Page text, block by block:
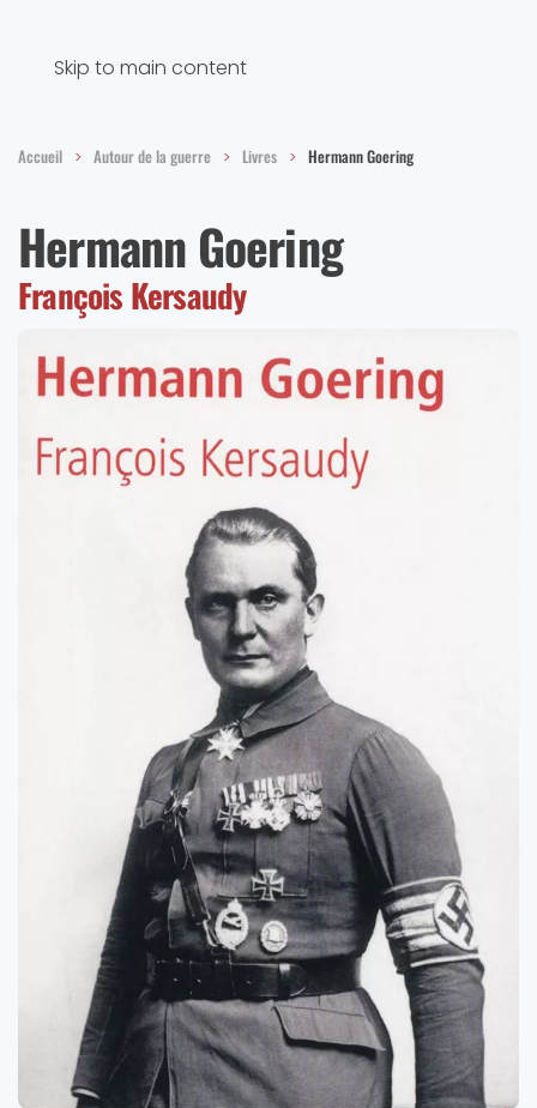
Skip to main content
Accueil Autour de la guerre Livres Hermann Goering
Hermann Goering
François Kersaudy